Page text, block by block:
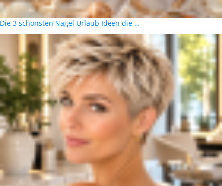
Die 3 schönsten Nägel Urlaub Ideen die …